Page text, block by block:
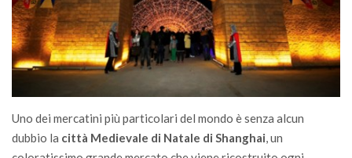
Uno dei mercatini più particolari del mondo è senza alcun
dubbio la città Medievale di Natale di Shanghai, un